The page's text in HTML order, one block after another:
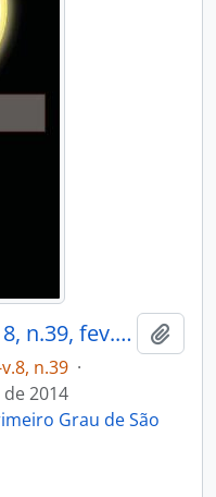
Justiça em Revista : Ano 8, n.39, fev. 2014
v.8, n.39 ·
2014
Grau de São